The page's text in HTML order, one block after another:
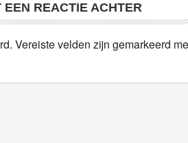
EEN REACTIE ACHTER
Vereiste velden zijn gemarkeerd